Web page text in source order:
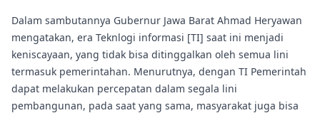
Dalam sambutannya Gubernur Jawa Barat Ahmad Heryawan
mengatakan, era Teknlogi informasi [TI] saat ini menjadi
keniscayaan, yang tidak bisa ditinggalkan oleh semua lini
termasuk pemerintahan. Menurutnya, dengan TI Pemerintah
dapat melakukan percepatan dalam segala lini
pembangunan, pada saat yang sama, masyarakat juga bisa